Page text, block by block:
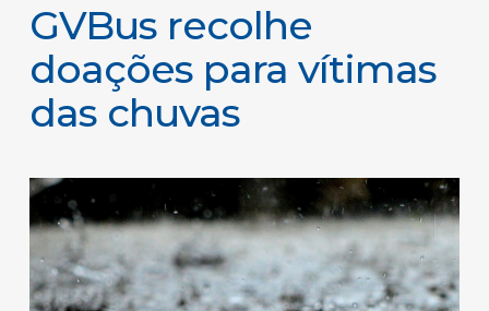
GVBus recolhe
doações para vítimas
das chuvas